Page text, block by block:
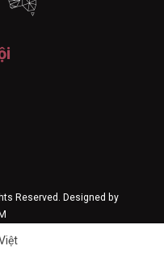
Reserved. Designed by